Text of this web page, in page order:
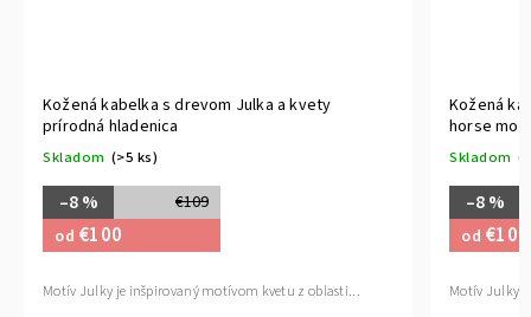
Kožená kabelka s drevom Julka a kvety
prírodná hladenica
Skladom (>5 ks)
€109
–8 %
od €100
Motív Julky je inšpirovaný motívom kvetu z oblasti...
Kožená
horse
Skladom
–8 %
od €100
Motív Julky